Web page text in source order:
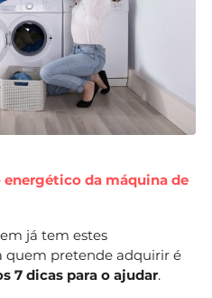
da máquina de
já tem estes
quem pretende adquirir é
7 dicas para o ajudar.